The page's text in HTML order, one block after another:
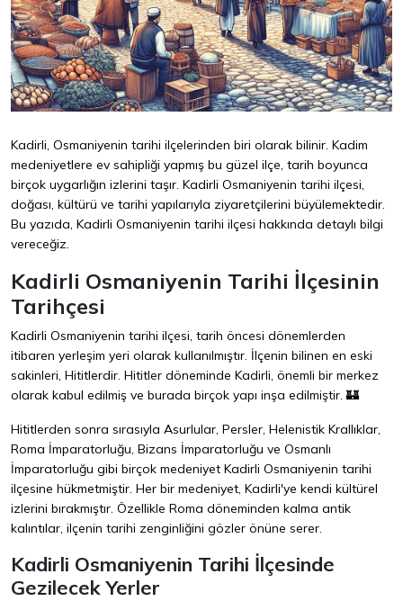
Kadirli, Osmaniyenin tarihi ilçelerinden biri olarak bilinir. Kadim
medeniyetlere ev sahipliği yapmış bu güzel ilçe, tarih boyunca
birçok uygarlığın izlerini taşır. Kadirli Osmaniyenin tarihi ilçesi,
doğası, kültürü ve tarihi yapılarıyla ziyaretçilerini büyülemektedir.
Bu yazıda, Kadirli Osmaniyenin tarihi ilçesi hakkında detaylı bilgi
vereceğiz.
Kadirli Osmaniyenin Tarihi İlçesinin
Tarihçesi
Kadirli Osmaniyenin tarihi ilçesi, tarih öncesi dönemlerden
itibaren yerleşim yeri olarak kullanılmıştır. İlçenin bilinen en eski
sakinleri, Hititlerdir. Hititler döneminde Kadirli, önemli bir merkez
olarak kabul edilmiş ve burada birçok yapı inşa edilmiştir. 🏰
Hititlerden sonra sırasıyla Asurlular, Persler, Helenistik Krallıklar,
Roma İmparatorluğu, Bizans İmparatorluğu ve Osmanlı
İmparatorluğu gibi birçok medeniyet Kadirli Osmaniyenin tarihi
ilçesine hükmetmiştir. Her bir medeniyet, Kadirli'ye kendi kültürel
izlerini bırakmıştır. Özellikle Roma döneminden kalma antik
kalıntılar, ilçenin tarihi zenginliğini gözler önüne serer.
Kadirli Osmaniyenin Tarihi İlçesinde
Gezilecek Yerler